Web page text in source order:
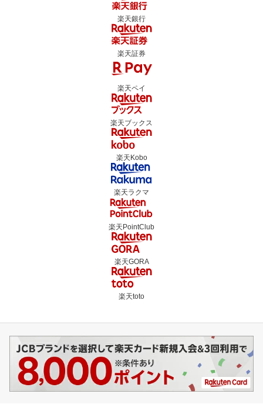
楽天銀行
楽天証券
楽天ペイ
楽天ブックス
楽天Kobo
楽天ラクマ
楽天PointClub
楽天GORA
楽天toto